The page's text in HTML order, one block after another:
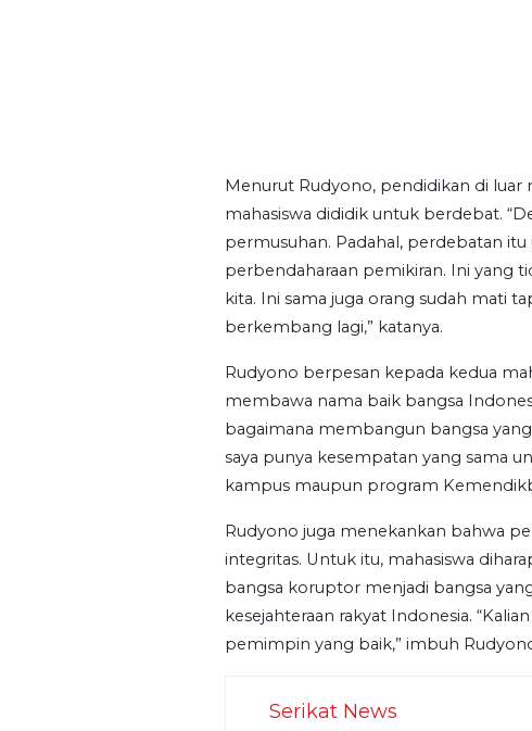
Menurut Rudyono, pendidikan di luar
mahasiswa dididik untuk berdebat.
permusuhan. Padahal, perdebatan
perbendaharaan pemikiran. Ini yang
kita. Ini sama juga orang sudah mati
berkembang lagi,” katanya.
Rudyono berpesan kepada kedua
membawa nama baik bangsa
bagaimana membangun bangsa
saya punya kesempatan yang sama
kampus maupun program
Rudyono juga menekankan bahwa
integritas. Untuk itu, mahasiswa
bangsa koruptor menjadi bangsa
kesejahteraan rakyat Indonesia. “Kalian
pemimpin yang baik,” imbuh
Serikat News